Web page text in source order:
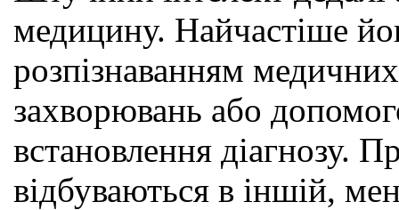
медицину. Найчастіше
розпізнаванням
захворювань або
встановлення діагнозу.
відбуваються в іншій,